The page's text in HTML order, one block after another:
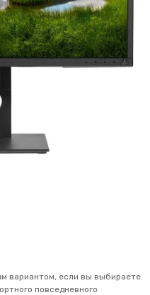
вариантом, если вы выбираете
повседневного